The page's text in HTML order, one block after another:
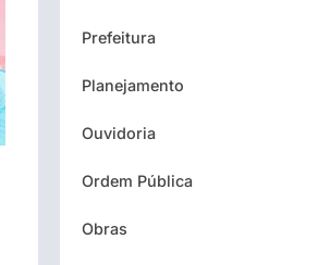
Prefeitura
Planejamento
Ouvidoria
Ordem Pública
Obras